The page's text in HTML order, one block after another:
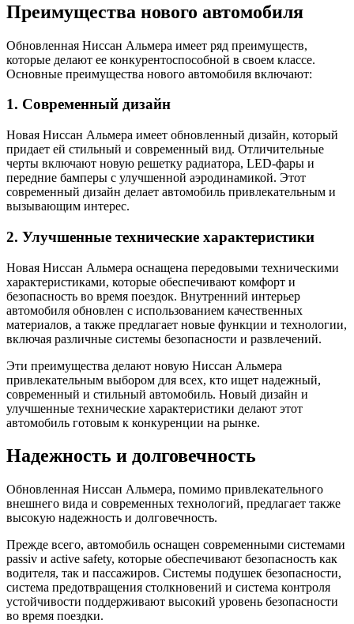
Преимущества нового автомобиля
Обновленная Ниссан Альмера имеет ряд преимуществ,
которые делают ее конкурентоспособной в своем классе.
Основные преимущества нового автомобиля включают:
1. Современный дизайн
Новая Ниссан Альмера имеет обновленный дизайн, который
придает ей стильный и современный вид. Отличительные
черты включают новую решетку радиатора, LED-фары и
передние бамперы с улучшенной аэродинамикой. Этот
современный дизайн делает автомобиль привлекательным и
вызывающим интерес.
2. Улучшенные технические характеристики
Новая Ниссан Альмера оснащена передовыми техническими
характеристиками, которые обеспечивают комфорт и
безопасность во время поездок. Внутренний интерьер
автомобиля обновлен с использованием качественных
материалов, а также предлагает новые функции и технологии,
включая различные системы безопасности и развлечений.
Эти преимущества делают новую Ниссан Альмера
привлекательным выбором для всех, кто ищет надежный,
современный и стильный автомобиль. Новый дизайн и
улучшенные технические характеристики делают этот
автомобиль готовым к конкуренции на рынке.
Надежность и долговечность
Обновленная Ниссан Альмера, помимо привлекательного
внешнего вида и современных технологий, предлагает также
высокую надежность и долговечность.
Прежде всего, автомобиль оснащен современными системами
passiv и active safety, которые обеспечивают безопасность как
водителя, так и пассажиров. Системы подушек безопасности,
система предотвращения столкновений и система контроля
устойчивости поддерживают высокий уровень безопасности
во время поездки.